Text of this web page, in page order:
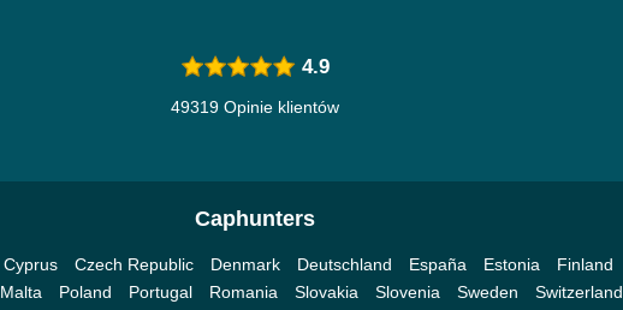
4.9
49319 Opinie klientów
Caphunters
Cyprus Czech Republic Denmark Deutschland España Estonia Finland
Malta Poland Portugal Romania Slovakia Slovenia Sweden Switzerland